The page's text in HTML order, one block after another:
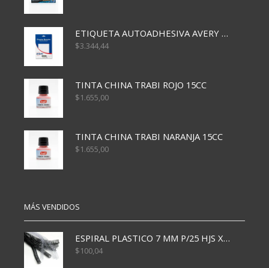
ETIQUETA AUTOADHESIVA AVERY 3026 30H 20 X 70
$3.344,44
TINTA CHINA TRABI ROJO 15CC
$1.655,00
TINTA CHINA TRABI NARANJA 15CC
$1.655,00
MÁS VENDIDOS
ESPIRAL PLASTICO 7 MM P/25 HJS X50x3000
$100,04